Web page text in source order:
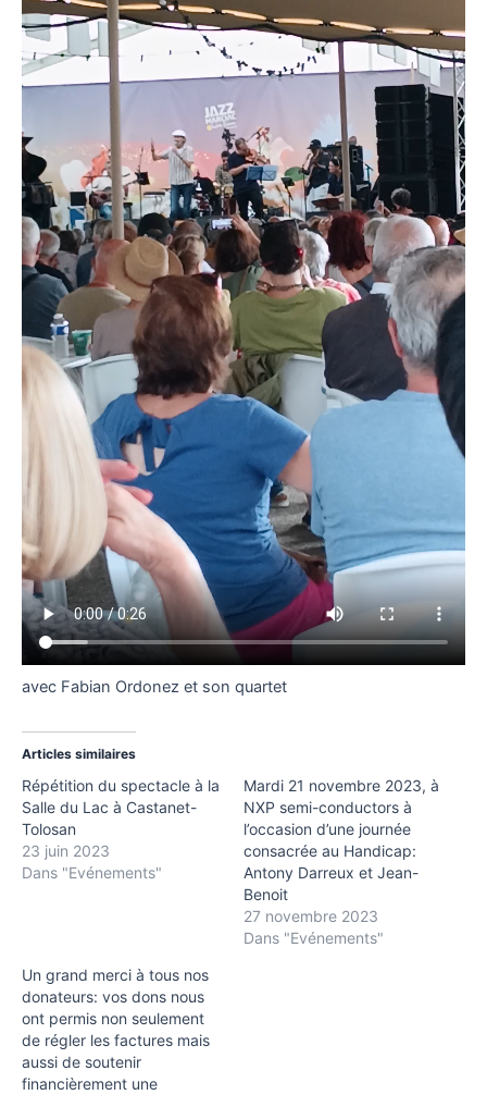
avec Fabian Ordonez et son quartet
Articles similaires
Répétition du spectacle à la
Salle du Lac à Castanet-
Tolosan
23 juin 2023
Dans "Evénements"
Mardi 21 novembre 2023, à
NXP semi-conductors à
l’occasion d’une journée
consacrée au Handicap:
Antony Darreux et Jean-
Benoit
27 novembre 2023
Dans "Evénements"
Un grand merci à tous nos
donateurs: vos dons nous
ont permis non seulement
de régler les factures mais
aussi de soutenir
financièrement une